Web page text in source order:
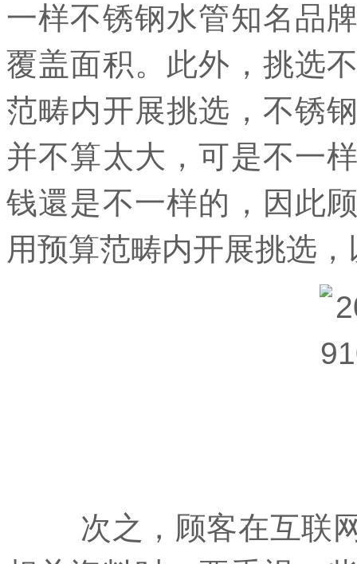
一样不锈钢水管知名品
覆盖面积。此外，挑选
范畴内开展挑选，不锈
并不算太大，可是不一
钱還是不一样的，因此
用预算范畴内开展挑选
次之，顾客在互联网